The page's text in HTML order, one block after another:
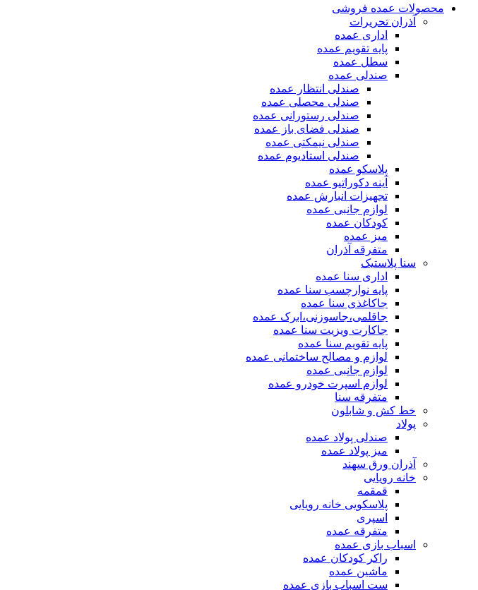
محصولات عمده فروشی
آذران تحریرات
اداری عمده
پایه تقویم عمده
سطل عمده
صندلی عمده
صندلی انتظار عمده
صندلی محصلی عمده
صندلی رستورانی عمده
صندلی فضای باز عمده
صندلی نیمکتی عمده
صندلی استادیوم عمده
پلاسکو عمده
آینه دکوراتیو عمده
تجهیزات انبارش عمده
لوازم جانبی عمده
کودکان عمده
میز عمده
متفرقه آذران
سنا پلاستیک
اداری سنا عمده
پایه نوارچسب سنا عمده
جاکاغذی سنا عمده
جاقلمی،جاسوزنی،ابرک عمده
جاکارت ویزیت سنا عمده
پایه تقویم سنا عمده
لوازم و مصالح ساختمانی عمده
لوازم جانبی عمده
لوازم اسپرت خودرو عمده
متفرقه سنا
خط کش و شابلون
پولاد
صندلی پولاد عمده
میز پولاد عمده
آذران ورق سهند
خانه رویایی
قمقمه
پلاسکویی خانه رویایی
اسپری
متفرقه عمده
اسباب بازی عمده
راکر کودکان عمده
ماشین عمده
ست اسباب بازی عمده